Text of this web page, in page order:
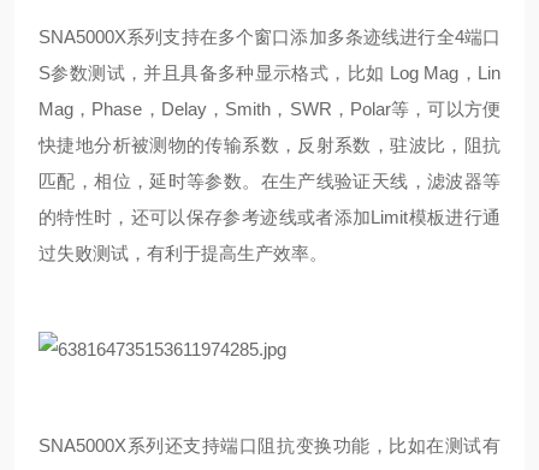
SNA5000X系列支持在多个窗口添加多条迹线进行全4端口
S参数测试，并且具备多种显示格式，比如 Log Mag ， Lin
Mag ， Phase ， Delay， Smith ， SWR ， Polar等，可以方便
快捷地分析被测物的传输系数，反射系数，驻波比，阻抗
匹配，相位，延时等参数。在生产线验证天线，滤波器等
的特性时，还可以保存参考迹线或者添加Limit模板进行通
过失败测试，有利于提高生产效率。
SNA5000X系列还支持端口阻抗变换功能，比如在测试有